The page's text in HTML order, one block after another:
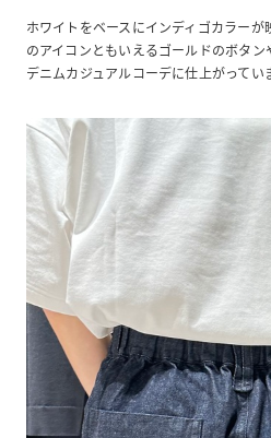
ホワイトをベースにインディゴカラー
のアイコンともいえるゴールドのボタ
デニムカジュアルコーデに仕上がってい